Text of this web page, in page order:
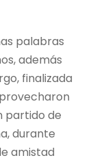
palabras
además
finalizada
partido de
durante
amistad